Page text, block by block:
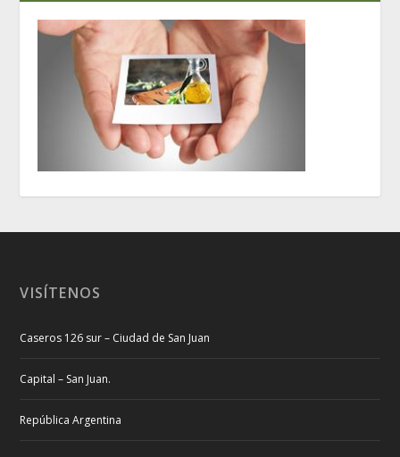
VISÍTENOS
Caseros 126 sur – Ciudad de San Juan
Capital – San Juan.
República Argentina